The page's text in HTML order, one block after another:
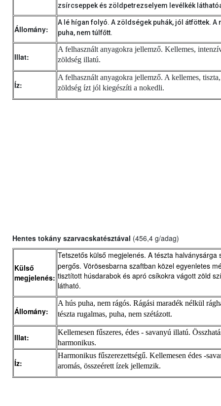
zsírcseppek és zöldpetrezselyem levélkék
Állomány:
A lé hígan folyó. A zöldségek puhák, jól átföttek. A
puha, nem túlfőtt.
Illat:
A felhasznált anyagokra jellemző. Kellemes,
zöldség illatú.
Íz:
A felhasznált anyagokra jellemző. A kellemes,
zöldség ízt jól kiegészíti a nokedli.
Hentes tokány szarvacskatésztával (456,4 g/adag)
Külső
megjelenés:
Tetszetős külső megjelenés. A tészta halványsárga
pergős. Vörösesbarna szaftban közel egyenletes
tisztított húsdarabok és apró csíkokra vágott zöld
látható.
Állomány:
A hús puha, nem rágós. Rágási maradék nélkül
tészta rugalmas, puha, nem szétázott.
Illat:
Kellemesen fűszeres, édes - savanyú illatú.
harmonikus.
Íz:
Harmonikus fűszerezettségű. Kellemesen édes -
aromás, összeérett ízek jellemzik.